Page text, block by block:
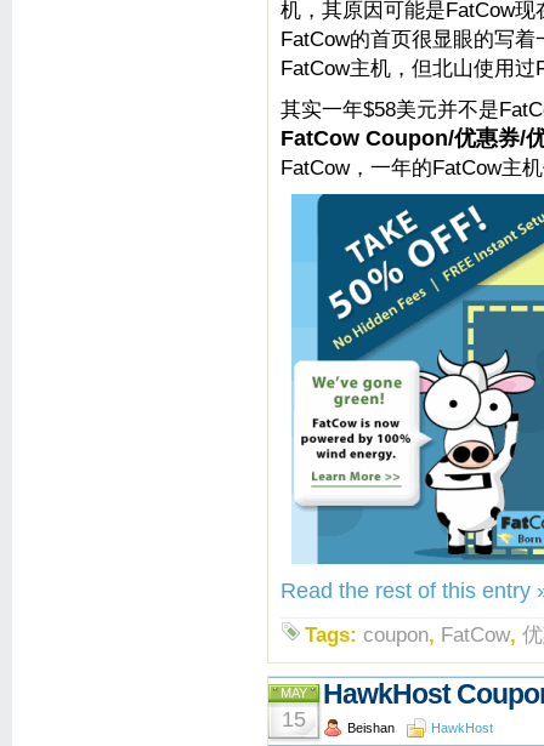
机，其原因可能是FatCow现
FatCow的首页很显眼的写着
FatCow主机，但北山使用
其实一年$58美元并不是
FatCow Coupon/优惠券/
FatCow，一年的FatCow主
Read the rest of this entry
Tags: coupon, FatCow,
MAY
15
HawkHost
Beishan HawkHost